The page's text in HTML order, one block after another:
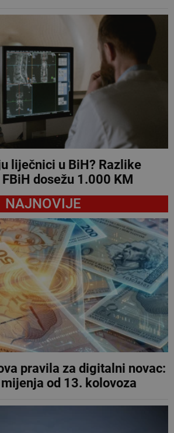
liječnici u BiH? Razlike
dosežu 1.000 KM
NAJNOVIJE
pravila za digitalni novac:
od 13. kolovoza